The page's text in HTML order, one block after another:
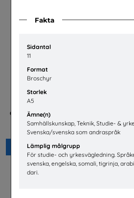
Fakta
Sidantal
11
Format
Broschyr
Storlek
A5
Ämne(n)
Samhällskunskap, Teknik, Studie- &
Svenska/svenska som andraspråk
Lämplig målgrupp
För studie- och yrkesvägledning.
svenska, engelska, somali, tigrinja,
dari.
Checklista för undervisning
om pornografi
Unizon
Beställ 0kr